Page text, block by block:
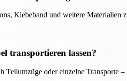
Klebeband und weitere Materialien
transportieren lassen?
Teilumzüge oder einzelne Transporte